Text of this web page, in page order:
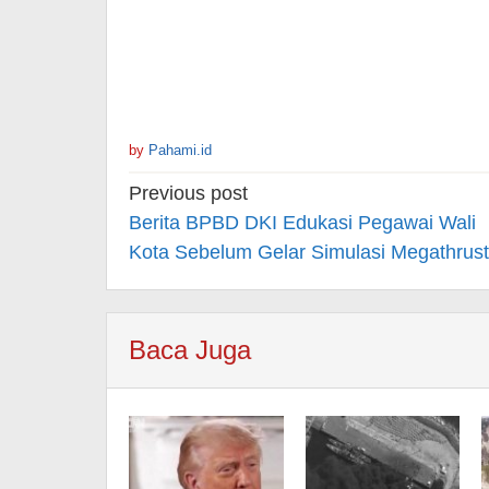
by Pahami.id
Post
navigation
Previous post
Berita BPBD DKI Edukasi Pegawai Wali
Kota Sebelum Gelar Simulasi Megathrust
Baca Juga